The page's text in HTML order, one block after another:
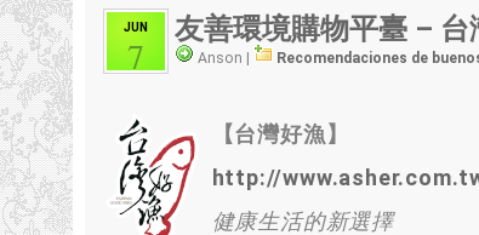
JUN
7
友善環境購物平臺 – 台
Anson | Recomendaciones de
【台灣好漁】
http://
健康生活的新選擇